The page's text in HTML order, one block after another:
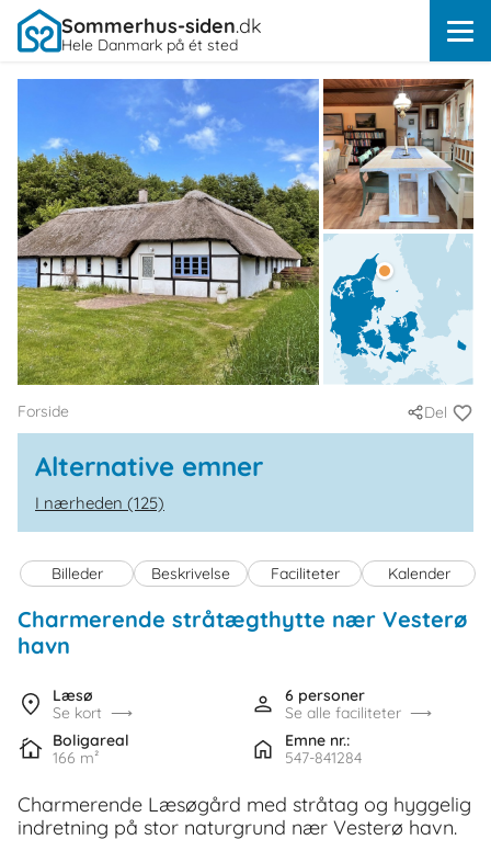
Sommerhus-siden.dk
Hele Danmark på ét sted
Forside Del
Alternative emner
I nærheden (125)
Billeder Beskrivelse Faciliteter Kalender
Charmerende stråtægthytte nær Vesterø
havn
Læsø
Se kort
6 personer
Se alle faciliteter
Boligareal
166 m²
Emne nr.:
547-841284
Charmerende Læsøgård med stråtag og hyggelig
indretning på stor naturgrund nær Vesterø havn.